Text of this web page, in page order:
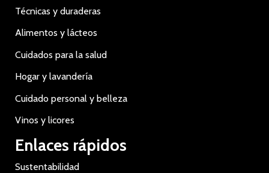
Técnicas y duraderas
Alimentos y lácteos
Cuidados para la salud
Hogar y lavandería
Cuidado personal y belleza
Vinos y licores
Enlaces rápidos
Sustentabilidad